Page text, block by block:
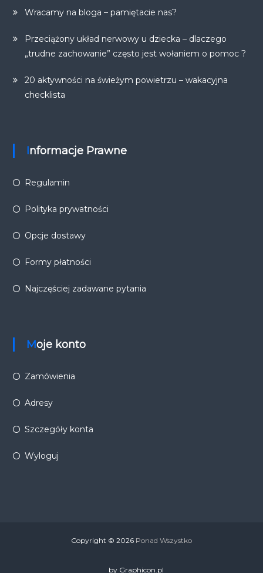
Wracamy na bloga – pamiętacie nas?
Przeciążony układ nerwowy u dziecka – dlaczego
„trudne zachowanie” często jest wołaniem o pomoc ?
20 aktywności na świeżym powietrzu – wakacyjna
checklista
Informacje Prawne
Regulamin
Polityka prywatności
Opcje dostawy
Formy płatności
Najczęściej zadawane pytania
Moje konto
Zamówienia
Adresy
Szczegóły konta
Wyloguj
Copyright © 2026 Ponad Wszystko
by Graphicon.pl